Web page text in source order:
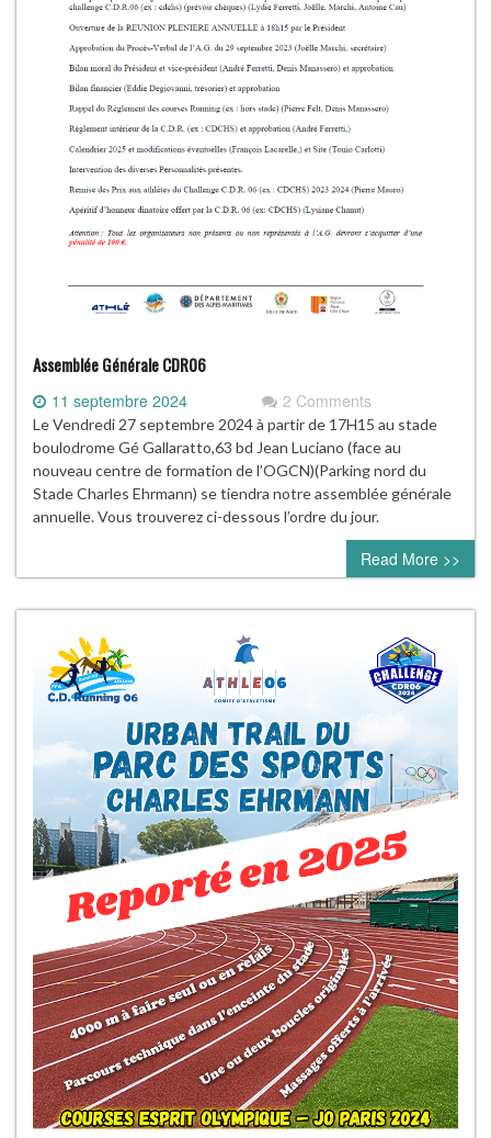
Assemblée Générale CDR06
11 septembre 2024 2 Comments
Le Vendredi 27 septembre 2024 à partir de 17H15 au stade
boulodrome Gé Gallaratto,63 bd Jean Luciano (face au
nouveau centre de formation de l’OGCN)(Parking nord du
Stade Charles Ehrmann) se tiendra notre assemblée générale
annuelle. Vous trouverez ci-dessous l’ordre du jour.
Read More >>